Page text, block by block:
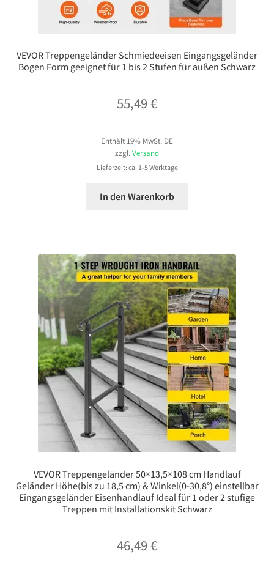
VEVOR Treppengeländer Schmiedeeisen Eingangsgeländer
Bogen Form geeignet für 1 bis 2 Stufen für außen Schwarz
55,49€
Enthält 19% MwSt. DE
zzgl. Versand
Lieferzeit: ca. 1-5 Werktage
In den Warenkorb
VEVOR Treppengeländer 50×13,5×108 cm Handlauf
Geländer Höhe(bis zu 18,5 cm) & Winkel(0-30,8°) einstellbar
Eingangsgeländer Eisenhandlauf Ideal für 1 oder 2 stufige
Treppen mit Installationskit Schwarz
46,49€